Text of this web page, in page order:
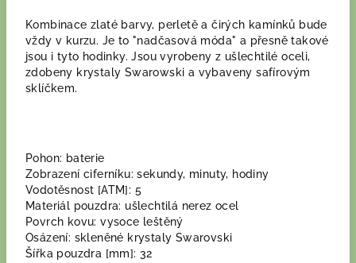
Kombinace zlaté barvy, perletě a čirých kamínků bude
vždy v kurzu. Je to "nadčasová móda" a přesně takové
jsou i tyto hodinky. Jsou vyrobeny z ušlechtilé oceli,
zdobeny krystaly Swarowski a vybaveny safírovým
sklíčkem.
Pohon: baterie
Zobrazení ciferníku: sekundy, minuty, hodiny
Vodotěsnost [ATM]: 5
Materiál pouzdra: ušlechtilá nerez ocel
Povrch kovu: vysoce leštěný
Osázení: skleněné krystaly Swarovski
Šířka pouzdra [mm]: 32